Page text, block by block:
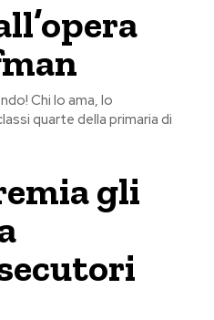
Chi lo ama, lo
quarte della primaria di
gli